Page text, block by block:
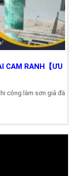
CAM RANH【ƯU
công làm sơn giả đá